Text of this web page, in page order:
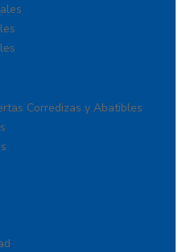
Corredizas y Abatibles